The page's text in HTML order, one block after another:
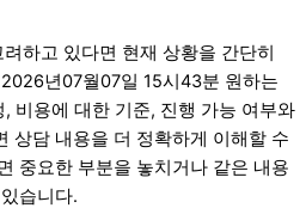
하고 있다면 현재 상황을 간단히
년07월07일 15시43분 원하는
비용에 대한 기준, 진행 가능 여부와
상담 내용을 더 정확하게 이해할 수
중요한 부분을 놓치거나 같은 내용
습니다.